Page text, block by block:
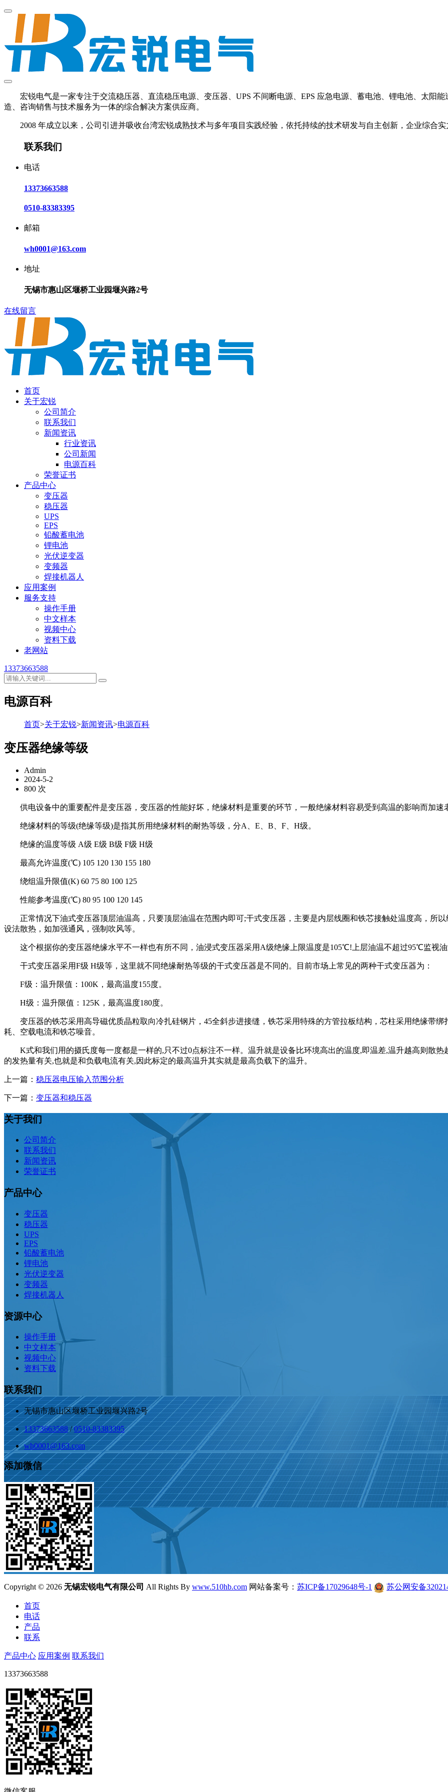
宏锐电气是一家专注于交流稳压器、直流稳压电源、变压器、UPS 不间断电源、EPS 应急电源、蓄电池、锂电池、太阳能
造、咨询销售与技术服务为一体的综合解决方案供应商。
2008 年成立以来，公司引进并吸收台湾宏锐成熟技术与多年项目实践经验，依托持续的技术研发与自主创新，企业综合实
联系我们
电话
13373663588
0510-83383395
邮箱
wh0001@163.com
地址
无锡市惠山区堰桥工业园堰兴路2号
在线留言
首页
关于宏锐
公司简介
联系我们
新闻资讯
行业资讯
公司新闻
电源百科
荣誉证书
产品中心
变压器
稳压器
UPS
EPS
铅酸蓄电池
锂电池
光伏逆变器
变频器
焊接机器人
应用案例
服务支持
操作手册
中文样本
视频中心
资料下载
老网站
13373663588
电源百科
首页>关于宏锐>新闻资讯>电源百科
变压器绝缘等级
Admin
2024-5-2
800 次
供电设备中的重要配件是变压器，变压器的性能好坏，绝缘材料是重要的环节，一般绝缘材料容易受到高温的影响而加速
绝缘材料的等级(绝缘等级)是指其所用绝缘材料的耐热等级，分A、E、B、F、H级。
绝缘的温度等级 A级 E级 B级 F级 H级
最高允许温度(℃) 105 120 130 155 180
绕组温升限值(K) 60 75 80 100 125
性能参考温度(℃) 80 95 100 120 145
正常情况下油式变压器顶层油温高，只要顶层油温在范围内即可;干式变压器，主要是内层线圈和铁芯接触处温度高，所
设法散热，如加强通风，强制吹风等。
这个根据你的变压器绝缘水平不一样也有所不同，油浸式变压器采用A级绝缘上限温度是105℃!上层油温不超过95℃监视油
干式变压器采用F级 H级等，这里就不同绝缘耐热等级的干式变压器是不同的。目前市场上常见的两种干式变压器为：
F级：温升限值：100K，最高温度155度。
H级：温升限值：125K，最高温度180度。
变压器的铁芯采用高导磁优质晶粒取向冷扎硅钢片，45全斜步进接缝，铁芯采用特殊的方管拉板结构，芯柱采用绝缘带绑
耗、空载电流和铁芯噪音。
K式和我们用的摄氏度每一度都是一样的,只不过0点标注不一样。温升就是设备比环境高出的温度,即温差,温升越高则散热
的发热量有关,也就是和负载电流有关,因此标定的最高温升其实就是最高负载下的温升。
上一篇： 稳压器电压输入范围分析
下一篇： 变压器和稳压器
关于我们
公司简介
联系我们
新闻资讯
荣誉证书
产品中心
变压器
稳压器
UPS
EPS
铅酸蓄电池
锂电池
光伏逆变器
变频器
焊接机器人
资源中心
操作手册
中文样本
视频中心
资料下载
联系我们
无锡市惠山区堰桥工业园堰兴路2号
13373663588/0510-83383395
wh0001@163.com
添加微信
Copyright © 2026 无锡宏锐电气有限公司 All Rights By www.510hb.com 网站备案号： 苏ICP备17029648号-1 苏公网安备
首页
电话
产品
联系
产品中心 应用案例 联系我们
13373663588